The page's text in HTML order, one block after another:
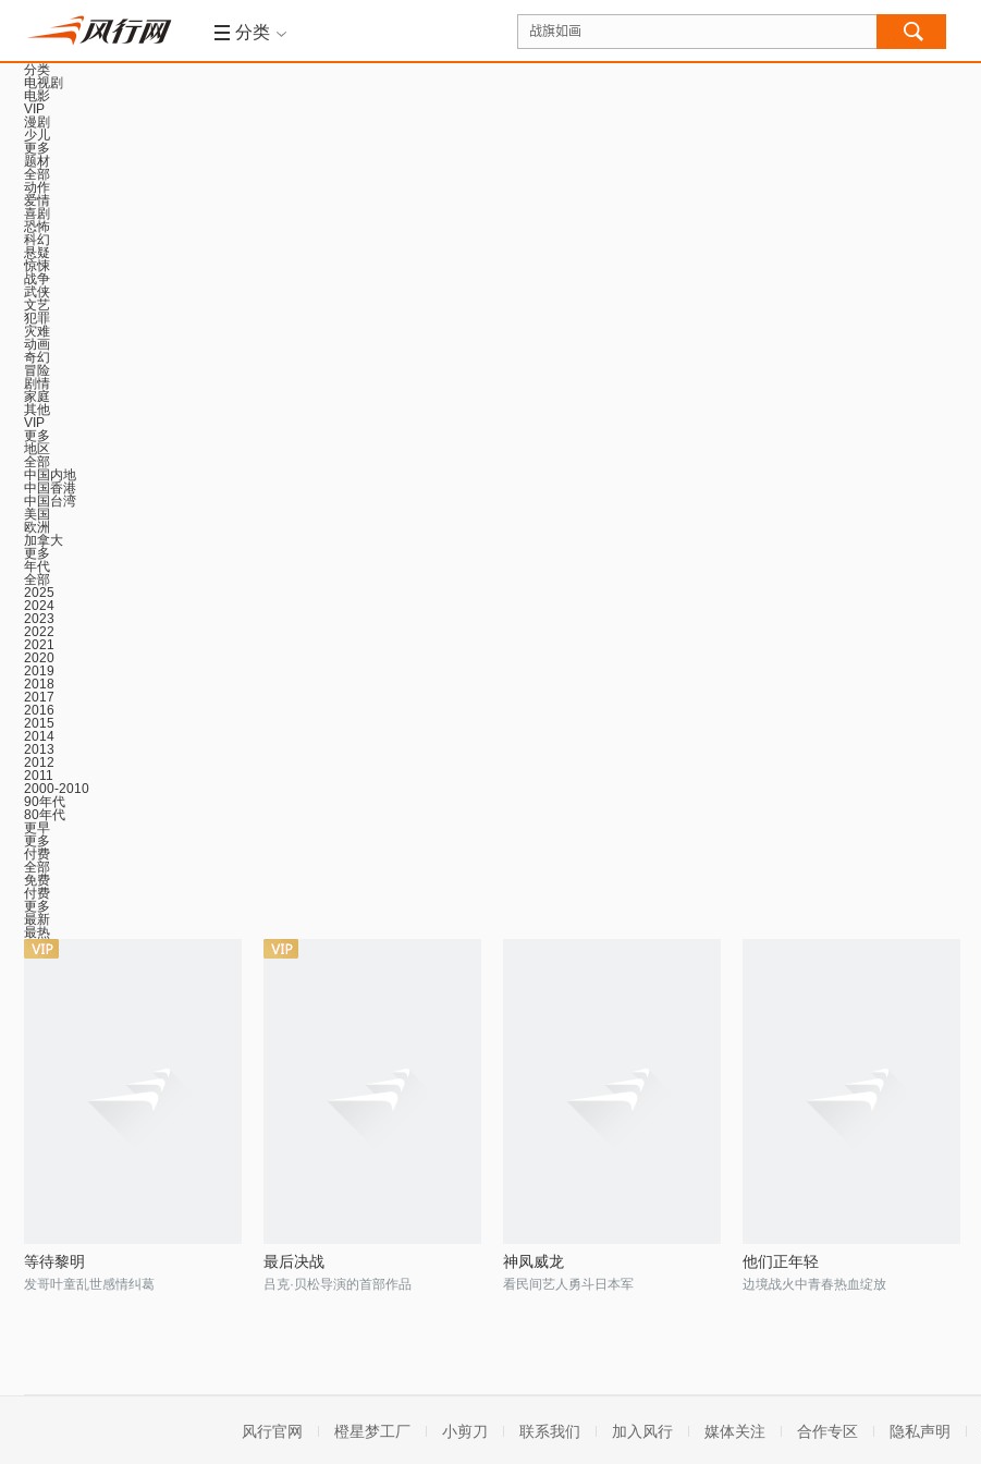
分类
分类
电视剧
电影
VIP
漫剧
少儿
更多
题材
全部
动作
爱情
喜剧
恐怖
科幻
悬疑
惊悚
战争
武侠
文艺
犯罪
灾难
动画
奇幻
冒险
剧情
家庭
其他
VIP
更多
地区
全部
中国内地
中国香港
中国台湾
美国
欧洲
加拿大
更多
年代
全部
2025
2024
2023
2022
2021
2020
2019
2018
2017
2016
2015
2014
2013
2012
2011
2000-2010
90年代
80年代
更早
更多
付费
全部
免费
付费
更多
最新
最热
等待黎明
发哥叶童乱世感情纠葛
最后决战
吕克·贝松导演的首部作品
神凤威龙
看民间艺人勇斗日本军
他们正年轻
边境战火中青春热血绽放
风行官网 橙星梦工厂 小剪刀 联系我们 加入风行 媒体关注 合作专区 隐私声明